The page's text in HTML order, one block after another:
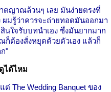
ญาณล้วนๆ เลย มันง่ายตรงที่
ผมรู้ว่าควรจะถ่ายทอดมันออกมา
ใจรับบทนำเอง ซึ่งมันยากมาก
ต้องสั่งหยุดด้วยตัวเอง แล้วก็
"
ได้ไหม
The Wedding Banquet ของ